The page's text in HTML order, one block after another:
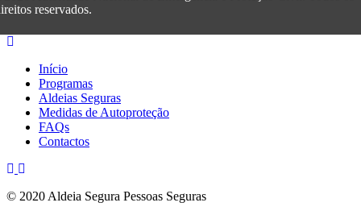
reservados.
Início
Programas
Aldeias Seguras
Medidas de Autoproteção
FAQs
Contactos
© 2020 Aldeia Segura Pessoas Seguras